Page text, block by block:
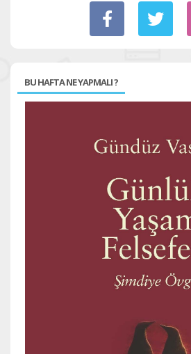
BU HAFTA NE YAPMALI ?